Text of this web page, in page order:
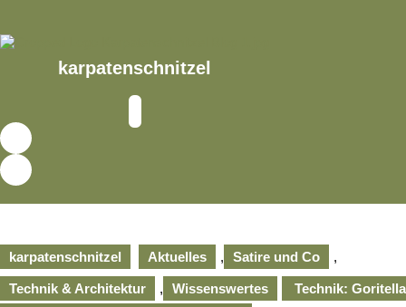
content
karpatenschnitzel
Button
karpatenschnitzel Aktuelles , Satire und Co ,
Technik & Architektur , Wissenswertes
Technik: Goritella